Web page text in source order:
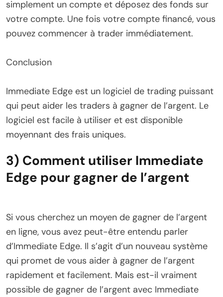
simplement un compte et déposez des fonds sur
votre compte. Une fois votre compte financé, vous
pouvez commencer à trader immédiatement.
Conclusion
Immediate Edge est un logiciel de trading puissant
qui peut aider les traders à gagner de l’argent. Le
logiciel est facile à utiliser et est disponible
moyennant des frais uniques.
3) Comment utiliser Immediate
Edge pour gagner de l’argent
Si vous cherchez un moyen de gagner de l’argent
en ligne, vous avez peut-être entendu parler
d’Immediate Edge. Il s’agit d’un nouveau système
qui promet de vous aider à gagner de l’argent
rapidement et facilement. Mais est-il vraiment
possible de gagner de l’argent avec Immediate